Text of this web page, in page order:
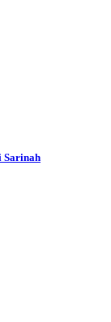
Sarinah